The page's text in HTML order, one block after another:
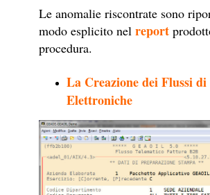
Le anomalie riscontrate sono
modo esplicito nel report
procedura.
La Creazione dei Flussi
Elettroniche